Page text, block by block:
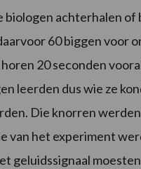
biologen achterhalen
60 biggen voor
20 seconden
leerden dus wie ze
Die knorren
van het experiment
geluidssignaal